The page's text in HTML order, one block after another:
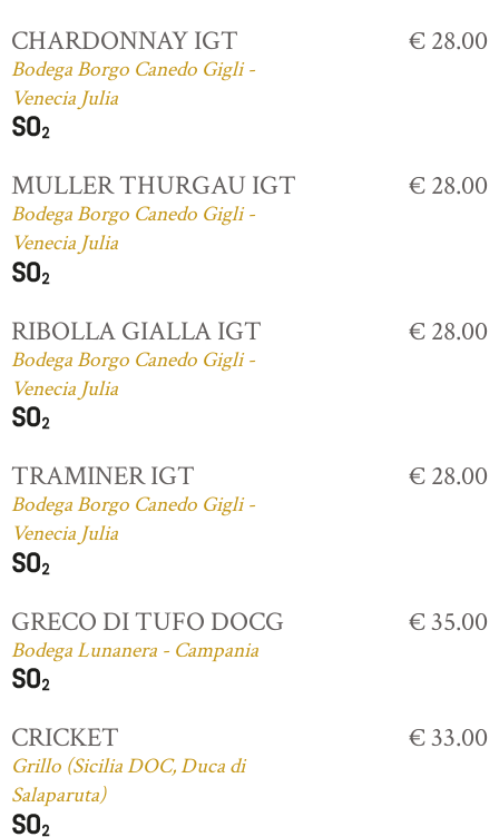
CHARDONNAY IGT
Bodega Borgo Canedo Gigli -
Venecia Julia
€ 28.00
MULLER THURGAU IGT
Bodega Borgo Canedo Gigli -
Venecia Julia
€ 28.00
RIBOLLA GIALLA IGT
Bodega Borgo Canedo Gigli -
Venecia Julia
€ 28.00
TRAMINER IGT
Bodega Borgo Canedo Gigli -
Venecia Julia
€ 28.00
GRECO DI TUFO DOCG
Bodega Lunanera - Campania
€ 35.00
CRICKET
Grillo (Sicilia DOC, Duca di
Salaparuta)
€ 33.00